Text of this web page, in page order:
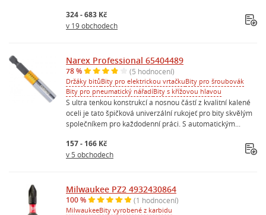
324 - 683 Kč
v 19 obchodech
Narex Professional 65404489
78 % (5 hodnocení)
Držáky bitůBity pro elektrickou vrtačkuBity pro šroubovák
Bity pro pneumatický nářadíBity s křížovou hlavou
S ultra tenkou konstrukcí a nosnou částí z kvalitní kalené
oceli je tato špičková univerzální rukojeť pro bity skvělým
společníkem pro každodenní práci. S automatickým...
157 - 166 Kč
v 5 obchodech
Milwaukee PZ2 4932430864
100 % (1 hodnocení)
MilwaukeeBity vyrobené z karbidu